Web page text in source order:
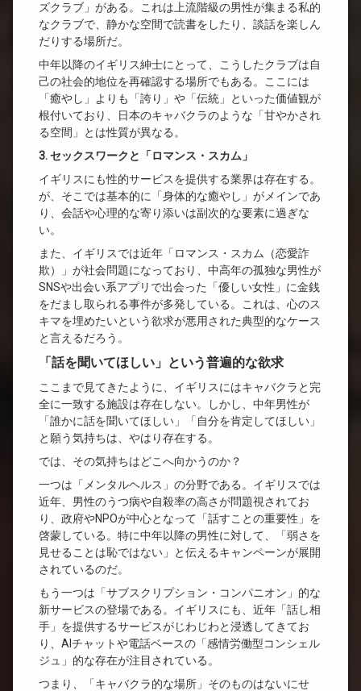
ズクラブ」がある。これは上流階級の男性が集まる私的
なクラブで、静かな空間で読書をしたり、談話を楽しん
だりする場所だ。
中年以降のイギリス紳士にとって、こうしたクラブは自
己の社会的地位を再確認する場所でもある。ここには
「癒やし」よりも「誇り」や「伝統」といった価値観が
根付いており、日本のキャバクラのような「甘やかされ
る空間」とは性質が異なる。
3. セックスワークと「ロマンス・スカム」
イギリスにも性的サービスを提供する業界は存在する。
が、そこでは基本的に「身体的な癒やし」がメインであ
り、会話や心理的な寄り添いは副次的な要素に過ぎな
い。
また、イギリスでは近年「ロマンス・スカム（恋愛詐
欺）」が社会問題になっており、中高年の孤独な男性が
SNSや出会い系アプリで出会った「優しい女性」に金銭
をだまし取られる事件が多発している。これは、心のス
キマを埋めたいという欲求が悪用された典型的なケース
と言えるだろう。
「話を聞いてほしい」という普遍的な欲求
ここまで見てきたように、イギリスにはキャバクラと完
全に一致する施設は存在しない。しかし、中年男性が
「誰かに話を聞いてほしい」「自分を肯定してほしい」
と願う気持ちは、やはり存在する。
では、その気持ちはどこへ向かうのか？
一つは「メンタルヘルス」の分野である。イギリスでは
近年、男性のうつ病や自殺率の高さが問題視されてお
り、政府やNPOが中心となって「話すことの重要性」を
啓蒙している。特に中年以降の男性に対して、「弱さを
見せることは恥ではない」と伝えるキャンペーンが展開
されているのだ。
もう一つは「サブスクリプション・コンパニオン」的な
新サービスの登場である。イギリスにも、近年「話し相
手」を提供するサービスがじわじわと浸透してきてお
り、AIチャットや電話ベースの「感情労働型コンシェル
ジュ」的な存在が注目されている。
つまり、「キャバクラ的な場所」そのものはないにせ